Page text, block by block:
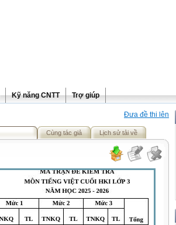
Kỹ năng CNTT Trợ giúp
Đưa đề thi lên
Cùng tác giả Lịch sử tải về